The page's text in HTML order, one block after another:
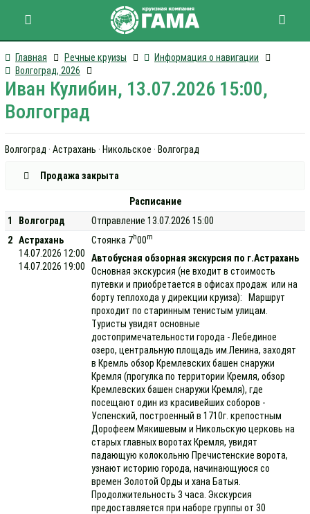
Главная Речные круизы
Информация о навигации
Волгоград, 2026
Иван Кулибин, 13.07.2026 15:00,
Волгоград
Волгоград · Астрахань · Никольское · Волгоград
Продажа закрыта
Расписание
1
Волгоград
Отправление 13.07.2026 15:00
2 Астрахань
14.07.2026 12:00
14.07.2026 19:00
Стоянка 7h00m
Автобусная обзорная экскурсия по г.Астрахань
Основная экскурсия (не входит в стоимость
путевки и приобретается в офисах продаж или на
борту теплохода у дирекции круиза): Маршрут
проходит по старинным тенистым улицам.
Туристы увидят основные
достопримечательности города - Лебединое
озеро, центральную площадь им.Ленина, заходят
в Кремль обзор Кремлевских башен снаружи
Кремля (прогулка по территории Кремля, обзор
Кремлевских башен снаружи Кремля), где
посещают один из красивейших соборов -
Успенский, построенный в 1710г. крепостным
Дорофеем Мякишевым и Никольскую церковь на
старых главных воротах Кремля, увидят
падающую колокольню Пречистенские ворота,
узнают историю города, начинающуюся со
времен Золотой Орды и хана Батыя.
Продолжительность 3 часа. Экскурсия
предоставляется при наборе группы от 30